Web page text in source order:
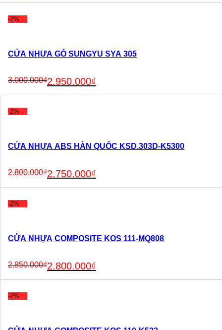
-2%
CỬA NHỰA GỖ SUNGYU SYA 305
3.000.000₫
price
was:
2.950.000₫
price
is:
-2%
CỬA NHỰA ABS HÀN QUỐC KSD.303D-K5300
2.800.000₫
price
was:
2.750.000₫
price
is:
-2%
CỬA NHỰA COMPOSITE KOS 111-MQ808
2.850.000₫
price
was:
2.800.000₫
price
is:
-2%